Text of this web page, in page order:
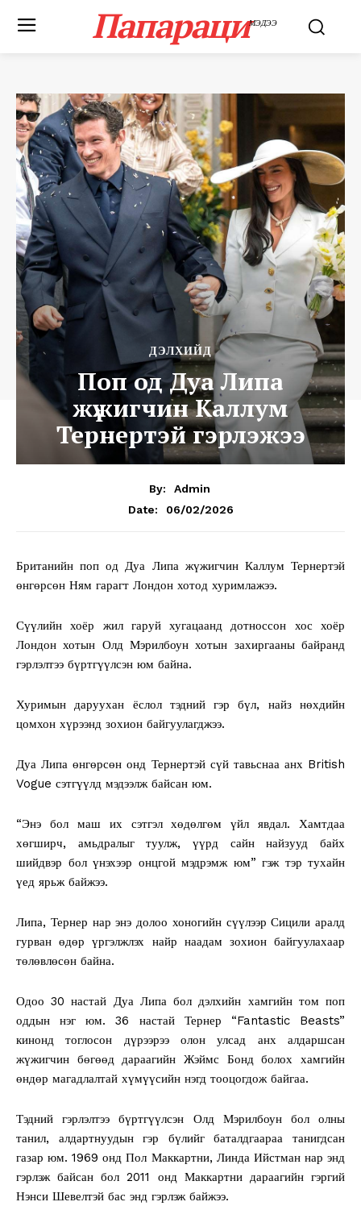
ПапарациМЭДЭЭ
ДЭЛХИЙД
Поп од Дуа Липа
жүжигчин Каллум
Тернертэй гэрлэжээ
By:
Admin
Date:
06/02/2026
Британийн поп од Дуа Липа жүжигчин Каллум Тернертэй
өнгөрсөн Ням гарагт Лондон хотод хуримлажээ.
Сүүлийн хоёр жил гаруй хугацаанд дотноссон хос хоёр
Лондон хотын Олд Мэрилбоун хотын захиргааны байранд
гэрлэлтээ бүртгүүлсэн юм байна.
Хуримын даруухан ёслол тэдний гэр бүл, найз нөхдийн
цомхон хүрээнд зохион байгуулагджээ.
Дуа Липа өнгөрсөн онд Тернертэй сүй тавьснаа анх British
Vogue сэтгүүлд мэдээлж байсан юм.
“Энэ бол маш их сэтгэл хөдөлгөм үйл явдал. Хамтдаа
хөгширч, амьдралыг туулж, үүрд сайн найзууд байх
шийдвэр бол үнэхээр онцгой мэдрэмж юм” гэж тэр тухайн
үед ярьж байжээ.
Липа, Тернер нар энэ долоо хоногийн сүүлээр Сицили аралд
гурван өдөр үргэлжлэх найр наадам зохион байгуулахаар
төлөвлөсөн байна.
Одоо 30 настай Дуа Липа бол дэлхийн хамгийн том поп
оддын нэг юм. 36 настай Тернер “Fantastic Beasts”
кинонд тоглосон дүрээрээ олон улсад анх алдаршсан
жүжигчин бөгөөд дараагийн Жэймс Бонд болох хамгийн
өндөр магадлалтай хүмүүсийн нэгд тооцогдож байгаа.
Тэдний гэрлэлтээ бүртгүүлсэн Олд Мэрилбоун бол олны
танил, алдартнуудын гэр бүлийг баталдгаараа танигдсан
газар юм. 1969 онд Пол Маккартни, Линда Ийстман нар энд
гэрлэж байсан бол 2011 онд Маккартни дараагийн гэргий
Нэнси Шевелтэй бас энд гэрлэж байжээ.